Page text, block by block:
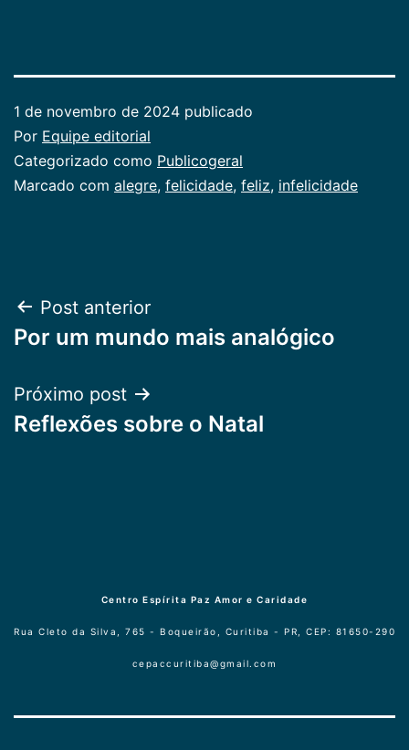
1 de novembro de 2024 publicado
Por Equipe editorial
Categorizado como Publicogeral
Marcado com alegre, felicidade, feliz, infelicidade
Navegação
de
Post
Post anterior
Por um mundo mais analógico
Próximo post
Reflexões sobre o Natal
Centro Espírita Paz Amor e Caridade
Rua Cleto da Silva, 765 - Boqueirão, Curitiba - PR, CEP: 81650-290
cepaccuritiba@gmail.com